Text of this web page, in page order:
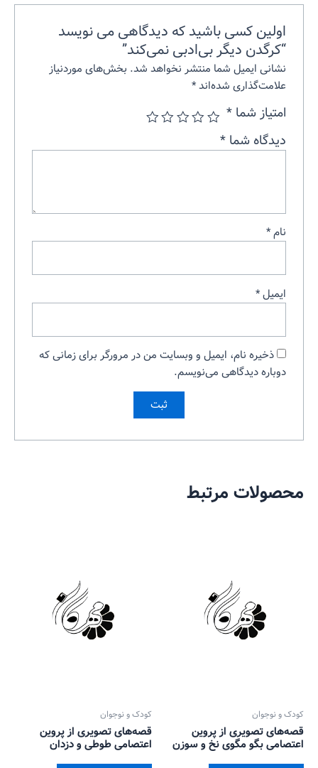
اولین کسی باشید که دیدگاهی می نویسد
“کرگدن دیگر بی‌ادبی نمی‌کند”
نشانی ایمیل شما منتشر نخواهد شد. بخش‌های موردنیاز
علامت‌گذاری شده‌اند*
امتیاز شما*
دیدگاه شما*
نام*
ایمیل*
ذخیره نام، ایمیل و وبسایت من در مرورگر برای زمانی که
دوباره دیدگاهی می‌نویسم.
محصولات مرتبط
کودک و نوجوان
قصه‌های تصویری از پروین
اعتصامی بگو مگوی نخ و سوزن
کودک و نوجوان
قصه‌های تصویری از پروین
اعتصامی طوطی و دزدان